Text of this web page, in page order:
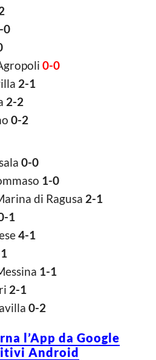
0
0-0
2-1
2-2
0-2
0-0
1-0
di Ragusa 2-1
1
4-1
1-1
2-1
0-2
l’App da Google
Android